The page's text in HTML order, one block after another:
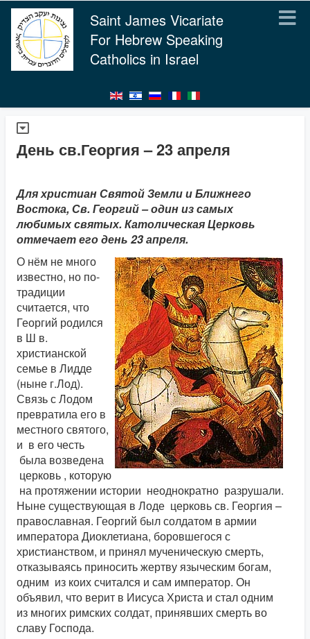
Saint James Vicariate
For Hebrew Speaking
Catholics in Israel
День св.Георгия – 23 апреля
Для христиан Святой Земли и Ближнего
Востока, Св. Георгий – один из самых
любимых святых. Католическая Церковь
отмечает его день 23 апреля.
О нём не много
известно, но по-
традиции
считается, что
Георгий родился
в Ш в.
христианской
семье в Лидде
(ныне г.Лод).
Связь с Лодом
превратила его в
местного святого,
и в его честь
была возведена
церковь , которую
на протяжении истории неоднократно разрушали.
Ныне существующая в Лоде церковь св. Георгия –
православная. Георгий был солдатом в армии
императора Диоклетиана, боровшегося с
христианством, и принял мученическую смерть,
отказываясь приносить жертву языческим богам,
одним из коих считался и сам император. Он
объявил, что верит в Иисуса Христа и стал одним
из многих римских солдат, принявших смерть во
славу Господа.